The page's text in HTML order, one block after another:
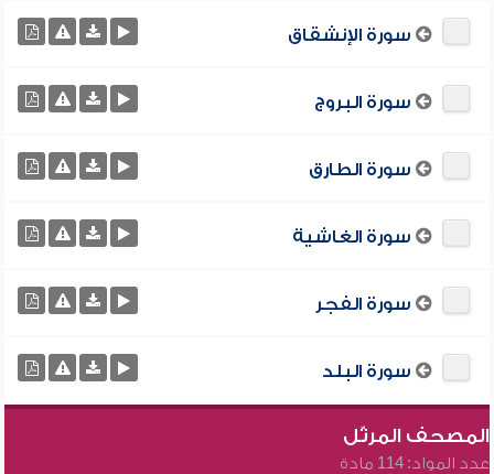
سورة الإنشقاق
سورة البروج
سورة الطارق
سورة الغاشية
سورة الفجر
سورة البلد
المصحف المرتّل
عدد المواد: 114 مادة